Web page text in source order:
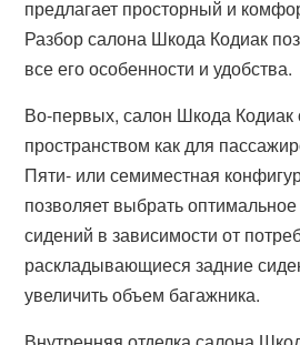
предлагает просторный и
Разбор салона Шкода Кодиак
все его особенности и удобства.
Во-первых, салон Шкода
пространством как для
Пяти- или семиместная
позволяет выбрать
сидений в зависимости от
раскладывающиеся задние
увеличить объем багажника.